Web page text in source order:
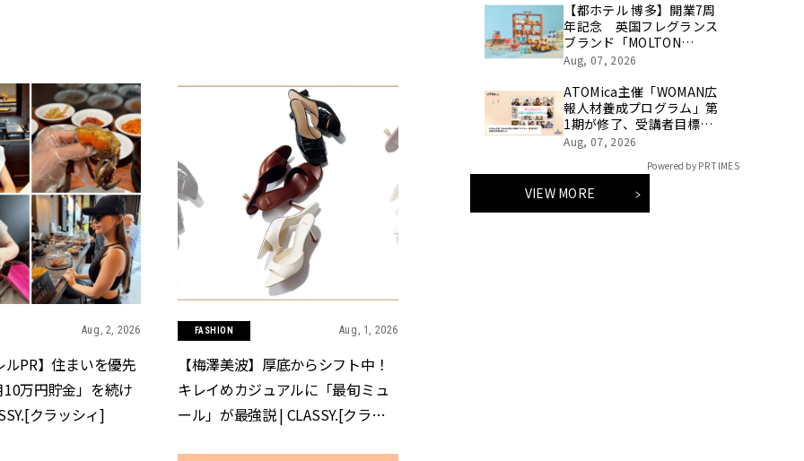
Aug, 2, 2026
PR】住まいを優先
万円貯金」を続け
クラッシィ]
FASHION Aug, 1, 2026
【梅澤美波】厚底からシフト中！
キレイめカジュアルに「最旬ミュ
ール」が最強説 | CLASSY.[クラッ
【都ホテル 博多】開業7周
年記念 英国フレグランス
ブランド「MOLTON
BROWN」の世界観を表現
タヌーンティーを販売
Aug, 07, 2026
ATOMica主催「WOMAN広
報人材養成プログラム」第
1期が修了、受講者目標達
成度81.8%
Aug, 07, 2026
Powered by PR TIMES
VIEW MORE